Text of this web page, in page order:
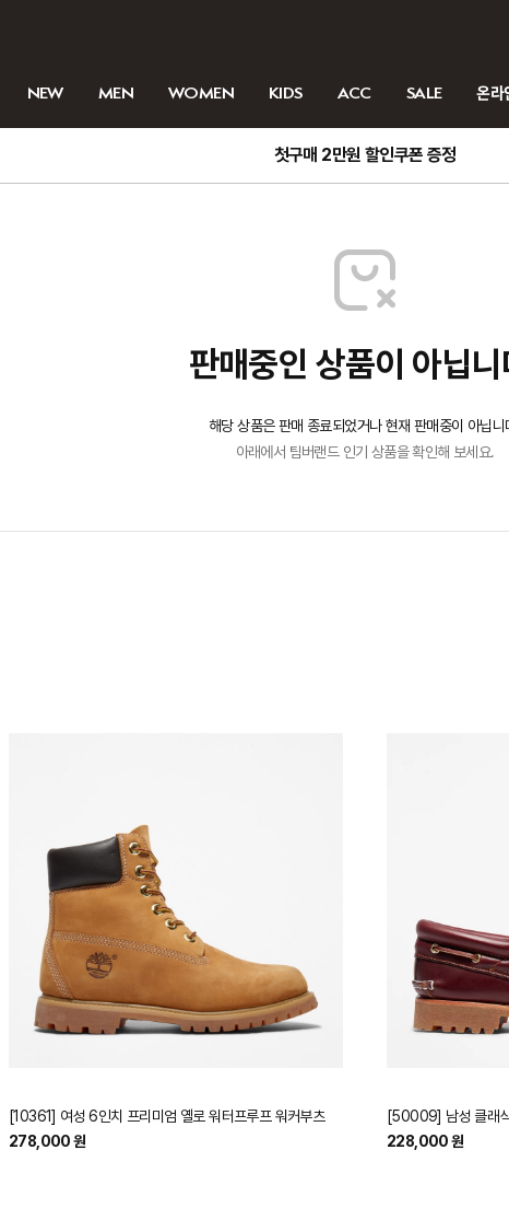
NEW MEN WOMEN KIDS ACC SALE 온라
첫구매 2만원 할인쿠폰 증정
판매중인 상품이 아닙
해당 상품은 판매 종료되었거나 현재 판매중이 아닙니
아래에서 팀버랜드 인기 상품을 확인해 보세요.
[10361] 여성 6인치 프리미엄 옐로 워터프루프 워커부츠
278,000 원
[50009] 남성 클래
228,000 원